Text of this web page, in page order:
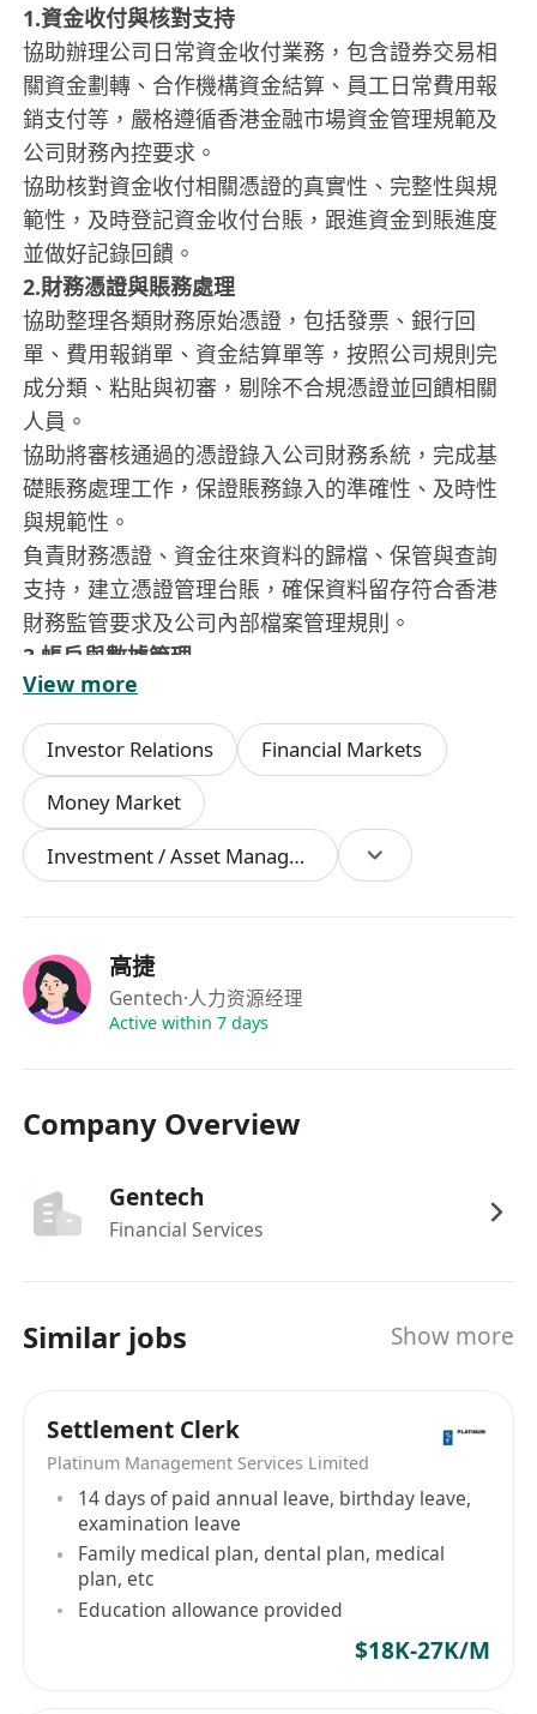
1.資金收付與核對支持
協助辦理公司日常資金收付業務，包含證券交易相
關資金劃轉、合作機構資金結算、員工日常費用報
銷支付等，嚴格遵循香港金融市場資金管理規範及
公司財務內控要求。
協助核對資金收付相關憑證的真實性、完整性與規
範性，及時登記資金收付台賬，跟進資金到賬進度
並做好記錄回饋。
2.財務憑證與賬務處理
協助整理各類財務原始憑證，包括發票、銀行回
單、費用報銷單、資金結算單等，按照公司規則完
成分類、粘貼與初審，剔除不合規憑證並回饋相關
人員。
協助將審核通過的憑證錄入公司財務系統，完成基
礎賬務處理工作，保證賬務錄入的準確性、及時性
與規範性。
負責財務憑證、資金往來資料的歸檔、保管與查詢
支持，建立憑證管理台賬，確保資料留存符合香港
財務監管要求及公司內部檔案管理規則。
3.帳戶與數據管理
協助維護公司銀行帳戶、資金託管帳戶等基礎資
訊，及時更新帳戶狀態，定期核對帳戶實際餘額與
財務系統數據，排查並跟進解決賬實差異。
協助編制資金相關統計報表，如日 / 周 / 月度資金
收付明細、資金餘額統計表、費用報銷匯總表等，
完成數據統計、匯總與上報。
4.跨境交易與客戶服務支持
相關輔助工作，協助產品發行、帳戶管理及結算全
流程支持，參與風控協作與系統優化相關事宜。
協助執行一、二級市場股票、債券、結構性票據等
的後勤支持，維繫客戶服務相關台賬。
設、資訊更新及許可權維護的財務審核工作，參與
客戶 KYC 流程與開戶審核的財務資料核驗。
並配合處理結算異常的資金賬務問題。
參與內部交易系統優化與升級專案的財務模組對
據流程梳理。
5.其他財務支持工作
配合部門完成財務報表編制、年審備案、合規檢查
等輔助工作，整理相關財務合規檔案與資料。
參與部門財務工作例會，負責會議紀要的整理、核
對與發佈，跟進會議決議事項的落地進度。
完成財務主管交辦的其他財務出納相關運營支持任
View more
Investor Relations
Financial Markets
Money Market
Investment / Asset Management Manager
高捷
Gentech·人力资源经理
Active within 7 days
Company Overview
Gentech
Financial Services
Similar jobs Show more
Settlement Clerk
Platinum Management Services Limited
14 days of paid annual leave, birthday leave,
examination leave
Family medical plan, dental plan, medical
plan, etc
Education allowance provided
$18K-27K/M